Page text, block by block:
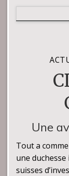
Une
Tout a
une
suisses